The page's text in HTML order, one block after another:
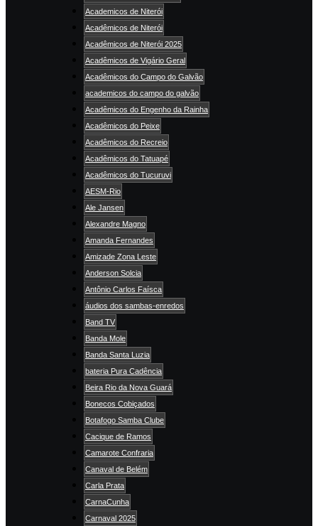
Academicos de Niterói
Acadêmicos de Niterói
Acadêmicos de Niterói 2025
Acadêmicos de Vigário Geral
Acadêmicos do Campo do Galvão
academicos do campo do galvão
Acadêmicos do Engenho da Rainha
Acadêmicos do Peixe
Acadêmicos do Recreio
Acadêmicos do Tatuapé
Acadêmicos do Tucuruvi
AESM-Rio
Ale Jansen
Alexandre Magno
Amanda Fernandes
Amizade Zona Leste
Anderson Solcia
Antônio Carlos Faísca
áudios dos sambas-enredos
Band TV
Banda Mole
Banda Santa Luzia
bateria Pura Cadência
Beira Rio da Nova Guará
Bonecos Cobiçados
Botafogo Samba Clube
Cacique de Ramos
Camarote Confraria
Canaval de Belém
Carla Prata
CarnaCunha
Carnaval 2025